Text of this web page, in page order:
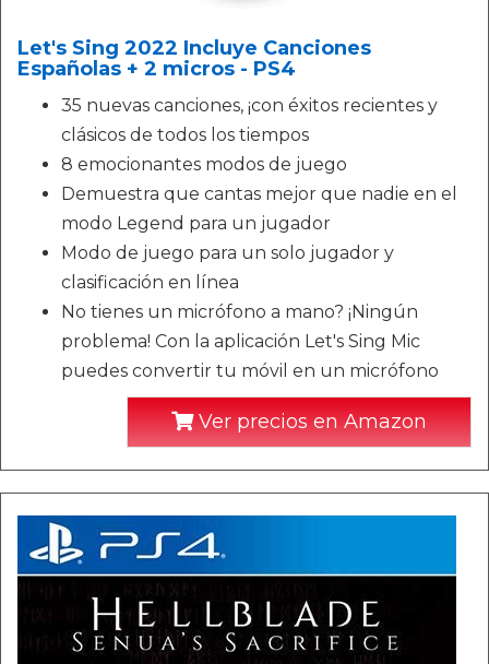
Let's Sing 2022 Incluye Canciones
Españolas + 2 micros - PS4
35 nuevas canciones, ¡con éxitos recientes y
clásicos de todos los tiempos
8 emocionantes modos de juego
Demuestra que cantas mejor que nadie en el
modo Legend para un jugador
Modo de juego para un solo jugador y
clasificación en línea
No tienes un micrófono a mano? ¡Ningún
problema! Con la aplicación Let's Sing Mic
puedes convertir tu móvil en un micrófono
Ver precios en Amazon